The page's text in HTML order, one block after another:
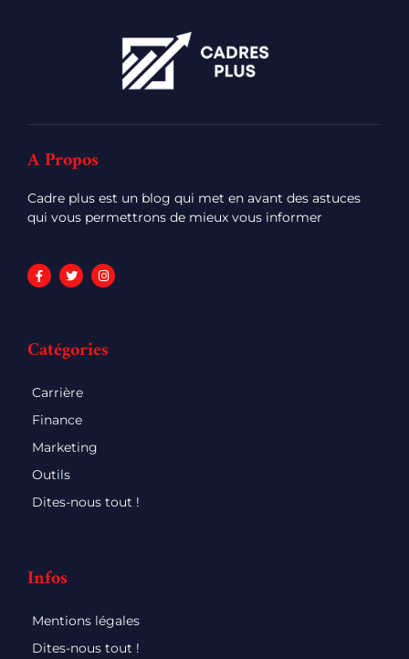
A Propos
Cadre plus est un blog qui met en avant des astuces
qui vous permettrons de mieux vous informer
Catégories
Carrière
Finance
Marketing
Outils
Dites-nous tout !
Infos
Mentions légales
Dites-nous tout !